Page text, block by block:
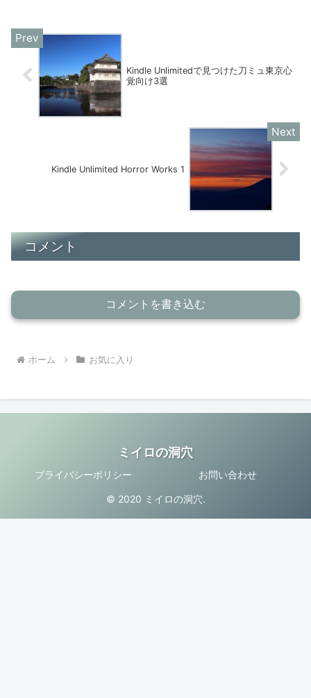
Kindle Unlimitedで見つけた刀ミュ東京心
覚向け3選
Kindle Unlimited Horror Works 1
コメント
コメントを書き込む
ホーム お気に入り
ミイロの洞穴
プライバシーポリシー お問い合わせ
© 2020 ミイロの洞穴.